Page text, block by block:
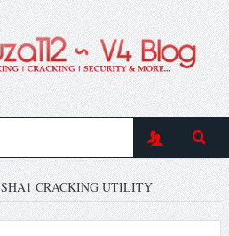
SHA1 CRACKING UTILITY